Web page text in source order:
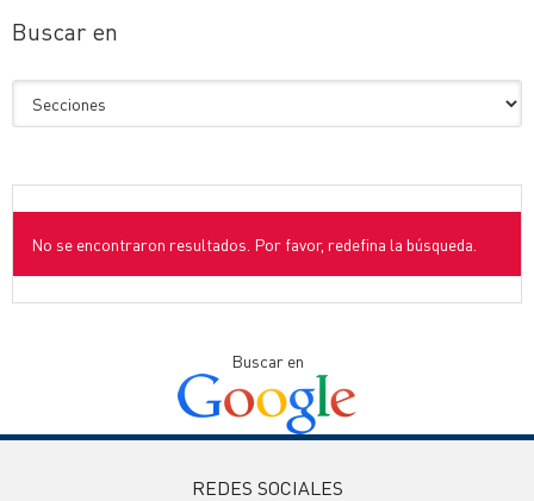
Buscar en
No se encontraron resultados. Por favor, redefina la búsqueda.
Buscar en
REDES SOCIALES